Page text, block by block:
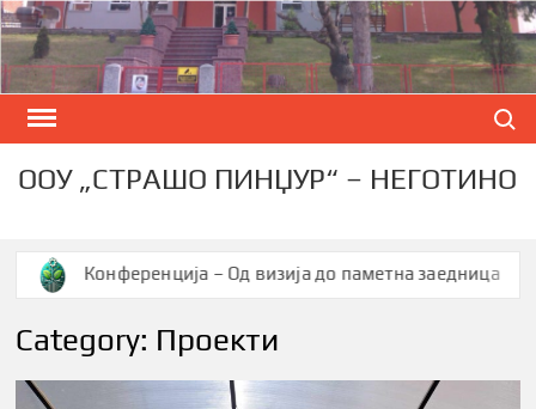
Skip
to
content
ООУ „СТРАШО ПИНЏУР“ – НЕГОТИНО
– Од визија до паметна заедница Вториот
Category: Проекти